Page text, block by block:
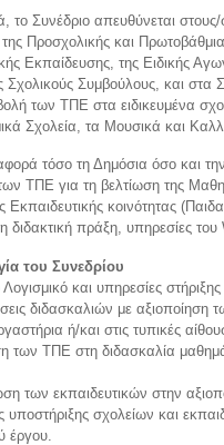
το Συνέδριο απευθύνεται
της Προσχολικής και
Εκπαίδευσης, της Ειδικής
Σχολικούς Συμβούλους, και
των ΤΠΕ στα ειδικευμένα
Σχολεία, τα Μουσικά και
τόσο τη Δημόσια όσο και
ΤΠΕ για τη βελτίωση της
κοινότητας
διδακτική πράξη, υπηρεσίες
του Συνεδρίου
Λογισμικό και υπηρεσίες
διδασκαλιών με αξιοποίηση
ή/και στις τυπικές
των ΤΠΕ στη διδασκαλία
των εκπαιδευτικών στην
σχολείων και
έργου.